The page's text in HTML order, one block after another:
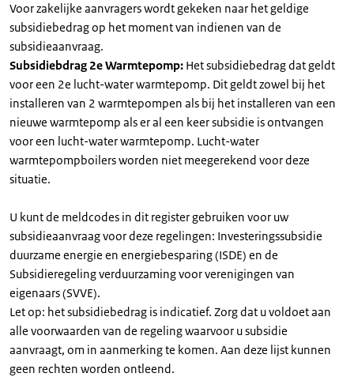
Voor zakelijke aanvragers wordt gekeken naar het geldige
subsidiebedrag op het moment van indienen van de
subsidieaanvraag.
Subsidiebdrag 2e Warmtepomp: Het subsidiebedrag dat geldt
voor een 2e lucht-water warmtepomp. Dit geldt zowel bij het
installeren van 2 warmtepompen als bij het installeren van een
nieuwe warmtepomp als er al een keer subsidie is ontvangen
voor een lucht-water warmtepomp. Lucht-water
warmtepompboilers worden niet meegerekend voor deze
situatie.
U kunt de meldcodes in dit register gebruiken voor uw
subsidieaanvraag voor deze regelingen: Investeringssubsidie
duurzame energie en energiebesparing (ISDE) en de
Subsidieregeling verduurzaming voor verenigingen van
eigenaars (SVVE).
Let op: het subsidiebedrag is indicatief. Zorg dat u voldoet aan
alle voorwaarden van de regeling waarvoor u subsidie
aanvraagt, om in aanmerking te komen. Aan deze lijst kunnen
geen rechten worden ontleend.